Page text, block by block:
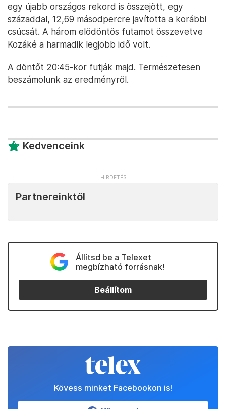
egy újabb országos rekord is összejött, egy
századdal, 12,69 másodpercre javította a korábbi
csúcsát. A három elődöntős futamot összevetve
Kozáké a harmadik legjobb idő volt.
A döntőt 20:45-kor futják majd. Természetesen
beszámolunk az eredményről.
Kedvenceink
Partnereinktől
Állítsd be a Telexet
megbízható forrásnak!
Beállítom
Kövess minket Facebookon is!